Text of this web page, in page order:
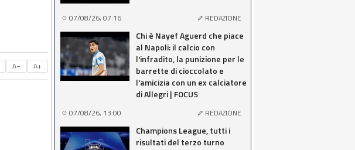
A− A+
07/08/26, 07:16 REDAZIONE
Chi è Nayef Aguerd che piace
al Napoli: il calcio con
l'infradito, la punizione per le
barrette di cioccolato e
l'amicizia con un ex calciatore
di Allegri | FOCUS
07/08/26, 13:00 REDAZIONE
Champions League, tutti i
risultati del terzo turno